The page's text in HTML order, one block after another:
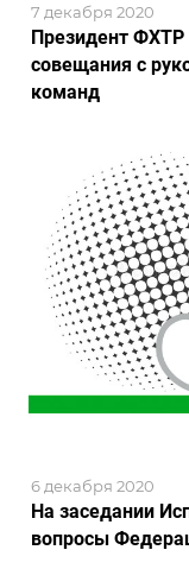
Президент ФХТР
совещания с
команд
7 декабря 2020
На заседании
вопросы
6 декабря 2020